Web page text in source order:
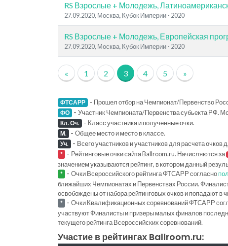
RS Взрослые + Молодежь,
27.09.2020, Москва, Кубок Империи - 2020
RS Взрослые + Молодежь, Европейская
27.09.2020, Москва, Кубок Империи - 2020
« 1 2 3 4 5 »
ФТСАРР - Прошел отбор на Чемпионат/Первенство
ФО - Участник Чемпионата/Первенства субьекта РФ.
Кл. Оч. - Класс участника и полученные очки.
М. - Общее место и место в классе.
Уч. - Всего участников и участников для расчета очков
* - Рейтинговые очки сайта Ballroom.ru. Начисляются за
значением указываются рейтинг, в котором данный
* - Очки Всероссийского рейтинга ФТСАРР согласно
ближайших Чемпионатах и Первенствах России.
освобождены от набора рейтинговых очков и попадают в
* - Очки Квалификационных соревнований ФТСАРР
участвуют Финалисты и призеры малых финалов
текущего рейтинга Всероссийских соревнований.
Участие в рейтингах Ballroom.ru: